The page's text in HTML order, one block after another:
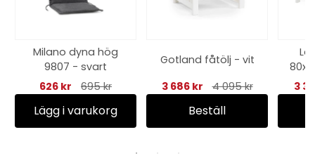
Milano dyna hög
9807 - svart
626 kr
695 kr
Lägg i varukorg
Gotland fåtölj - vit
3 686 kr
4 095 kr
Beställ
3